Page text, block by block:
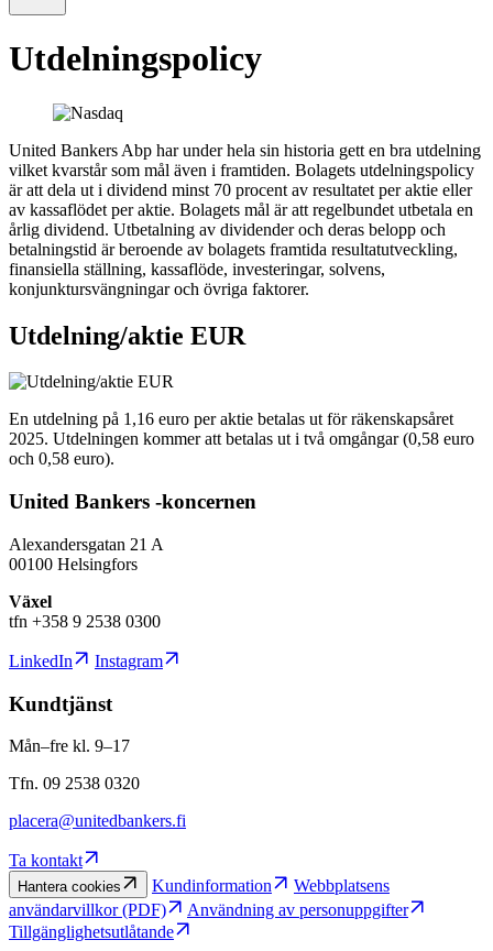
Utdelningspolicy
United Bankers Abp har under hela sin historia gett en bra utdelning
vilket kvarstår som mål även i framtiden. Bolagets utdelningspolicy
är att dela ut i dividend minst 70 procent av resultatet per aktie eller
av kassaflödet per aktie. Bolagets mål är att regelbundet utbetala en
årlig dividend. Utbetalning av dividender och deras belopp och
betalningstid är beroende av bolagets framtida resultatutveckling,
finansiella ställning, kassaflöde, investeringar, solvens,
konjunktursvängningar och övriga faktorer.
Utdelning/aktie EUR
En utdelning på 1,16 euro per aktie betalas ut för räkenskapsåret
2025. Utdelningen kommer att betalas ut i två omgångar (0,58 euro
och 0,58 euro).
United Bankers -koncernen
Alexandersgatan 21 A
00100 Helsingfors
Växel
tfn +358 9 2538 0300
LinkedIn Instagram
Kundtjänst
Mån–fre kl. 9–17
Tfn. 09 2538 0320
placera@unitedbankers.fi
Ta kontakt
Hantera cookies Kundinformation
Webbplatsens
användarvillkor (PDF)
Användning av personuppgifter
Tillgänglighetsutlåtande